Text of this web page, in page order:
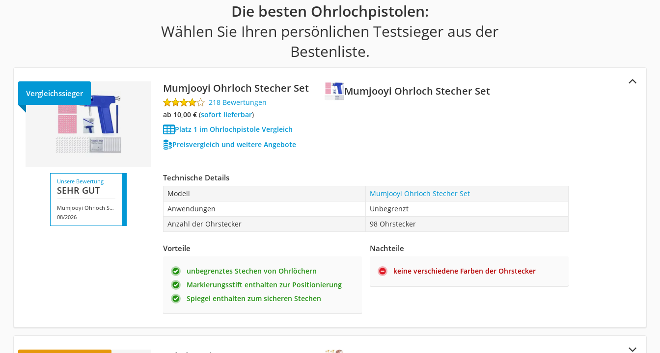
Die besten Ohrlochpistolen:
Wählen Sie Ihren persönlichen Testsieger aus der
Bestenliste.
Mumjooyi Ohrloch Stecher Set
Vergleichssieger Mumjooyi Ohrloch Stecher Set
218 Bewertungen
ab 10,00 €( Sofort lieferbar)
Platz 1 im Ohrlochpistole Vergleich
Preisvergleich und weitere Angebote
Unsere Bewertung
SEHR GUT
Mumjooyi Ohrloch Stecher Set
08/2026
Technische Details
Modell
Mumjooyi Ohrloch Stecher Set
Anwendungen
Unbegrenzt
Anzahl der Ohrstecker
98 Ohrstecker
Vorteile
unbegrenztes Stechen von Ohrlöchern
Markierungsstift enthalten zur Positionierung
Spiegel enthalten zum sicheren Stechen
Nachteile
keine verschiedene Farben der Ohrstecker